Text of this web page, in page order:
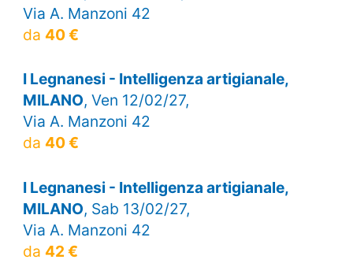
Via A. Manzoni 42
da 40 €
I Legnanesi - Intelligenza artigianale,
MILANO, Ven 12/02/27,
Via A. Manzoni 42
da 40 €
I Legnanesi - Intelligenza artigianale,
MILANO, Sab 13/02/27,
Via A. Manzoni 42
da 42 €